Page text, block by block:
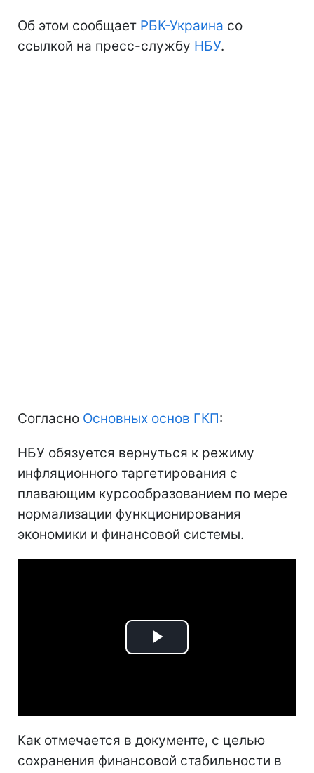
Об этом сообщает РБК-Украина со
ссылкой на пресс-службу НБУ.
Согласно Основных основ ГКП:
НБУ обязуется вернуться к режиму
инфляционного таргетирования с
плавающим курсообразованием по мере
нормализации функционирования
экономики и финансовой системы.
Play
Как отмечается в документе, с целью
сохранения финансовой стабильности в